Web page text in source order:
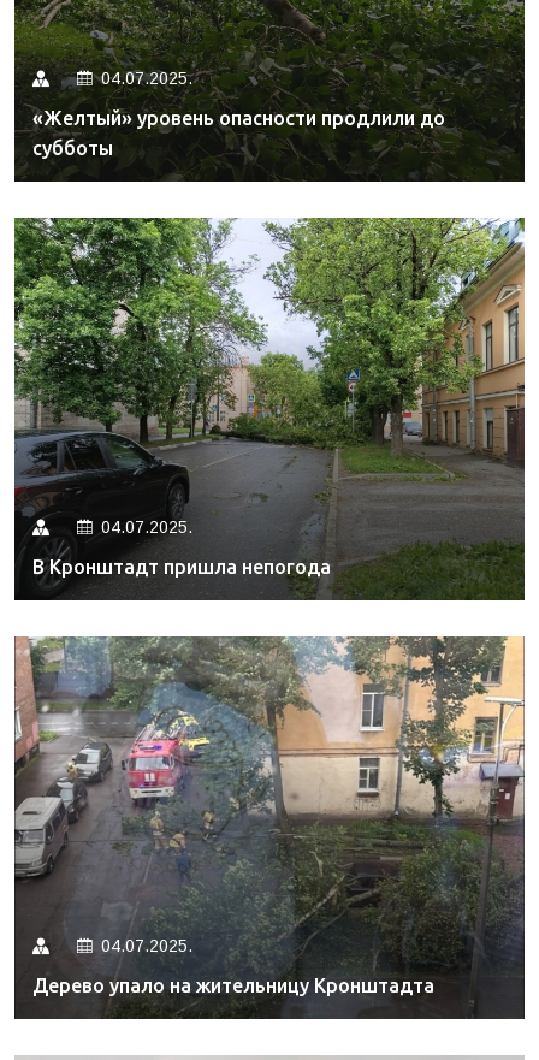
04.07.2025.
«Желтый» уровень опасности продлили до
субботы
04.07.2025.
В Кронштадт пришла непогода
04.07.2025.
Дерево упало на жительницу Кронштадта